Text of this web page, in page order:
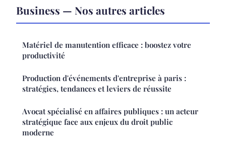
Business — Nos autres articles
Matériel de manutention efficace : boostez votre
productivité
Production d'événements d'entreprise à paris :
stratégies, tendances et leviers de réussite
Avocat spécialisé en affaires publiques : un acteur
stratégique face aux enjeux du droit public
moderne